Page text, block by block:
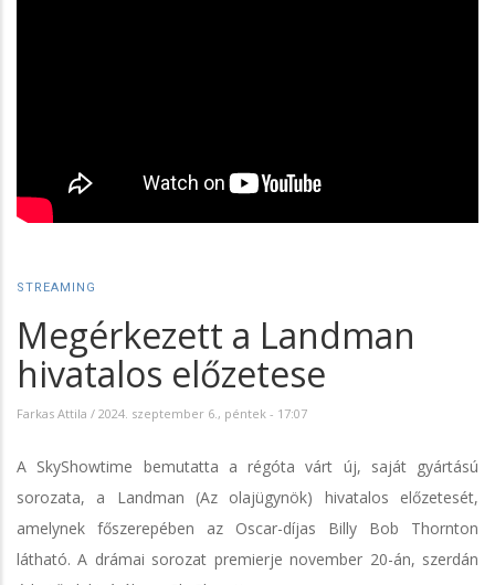
STREAMING
Megérkezett a Landman
hivatalos előzetese
Farkas Attila / 2024. szeptember 6., péntek - 17:07
A SkyShowtime bemutatta a régóta várt új, saját gyártású
sorozata, a Landman (Az olajügynök) hivatalos előzetesét,
amelynek főszerepében az Oscar-díjas Billy Bob Thornton
látható. A drámai sorozat premierje november 20-án, szerdán